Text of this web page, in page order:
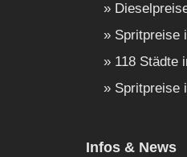
Spritpreise
118 Städte
Spritpreise
Infos & News